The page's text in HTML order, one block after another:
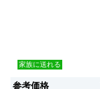
家族に送れる
参考価格